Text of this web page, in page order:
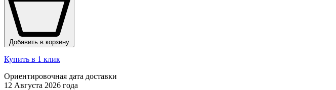
Добавить в корзину
Купить в 1 клик
Ориентировочная дата доставки
12 Августа 2026 года